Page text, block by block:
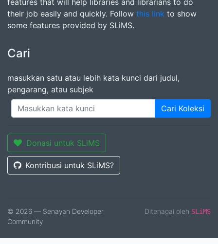
features that will help libraries and librarians to do
their job easily and quickly. Follow this link to show
some features provided by SLiMS.
Cari
masukkan satu atau lebih kata kunci dari judul,
pengarang, atau subjek
Cari Koleksi
Donasi untuk SLiMS
Kontribusi untuk SLiMS?
© 2026 — Senayan Developer
Community
Ditenagai oleh SLiMS